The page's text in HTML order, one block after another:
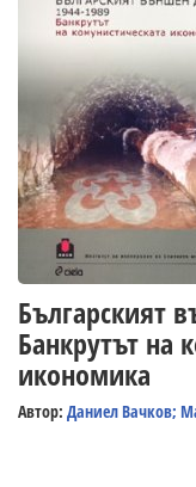
Българският
Банкрутът на
икономика
Автор: Даниел Вачков;